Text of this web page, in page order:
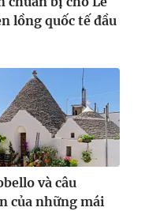
lồng quốc tế đầu
và câu
của những mái